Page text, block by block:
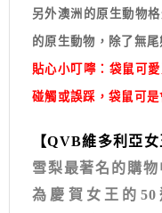
另外澳洲的原生動物
的原生動物，除了無尾
貼心小叮嚀：袋鼠可
碰觸或誤踩，袋鼠可是
【QVB維多利亞女
雪梨最著名的購
為慶賀女王的